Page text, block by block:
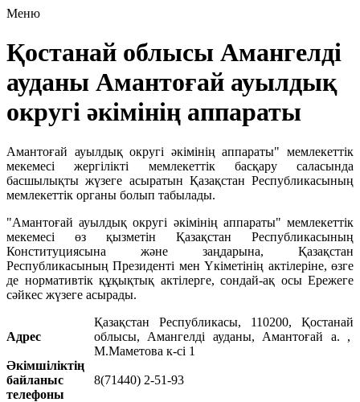
Меню
Қостанай облысы Амангелді
ауданы Амантоғай ауылдық
округі әкімінің аппараты
Амантоғай ауылдық округі әкімінің аппараты" мемлекеттік
мекемесі жергілікті мемлекеттік басқару саласында
басшылықты жүзеге асыратын Қазақстан Республикасының
мемлекеттік органы болып табылады.
"Амантоғай ауылдық округі әкімінің аппараты" мемлекеттік
мекемесі өз қызметін Қазақстан Республикасының
Конституциясына және заңдарына, Қазақстан
Республикасының Президенті мен Үкіметінің актілеріне, өзге
де нормативтік құқықтық актілерге, сондай-ақ осы Ережеге
сәйкес жүзеге асырады.
Адрес
Қазақстан Республикасы, 110200, Қостанай
облысы, Амангелді ауданы, Амантоғай а. ,
М.Маметова к-сі 1
Әкімшіліктің
байланыс
телефоны
8(71440) 2-51-93